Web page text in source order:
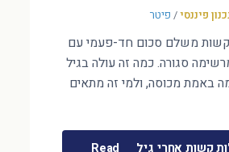
פיננסי/ פיטר
קשות משלם סכום חד-פעמי עם
סגורה. כמה זה עולה בגיל
ובגיל 60, מה באמת מכוסה, ולמי זה מתאים
קשות אחרי גיל
Read